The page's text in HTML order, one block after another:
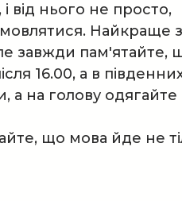
від нього не просто,
завжди пам'ятайте,
16.00, а в
на голову
що мова йде не